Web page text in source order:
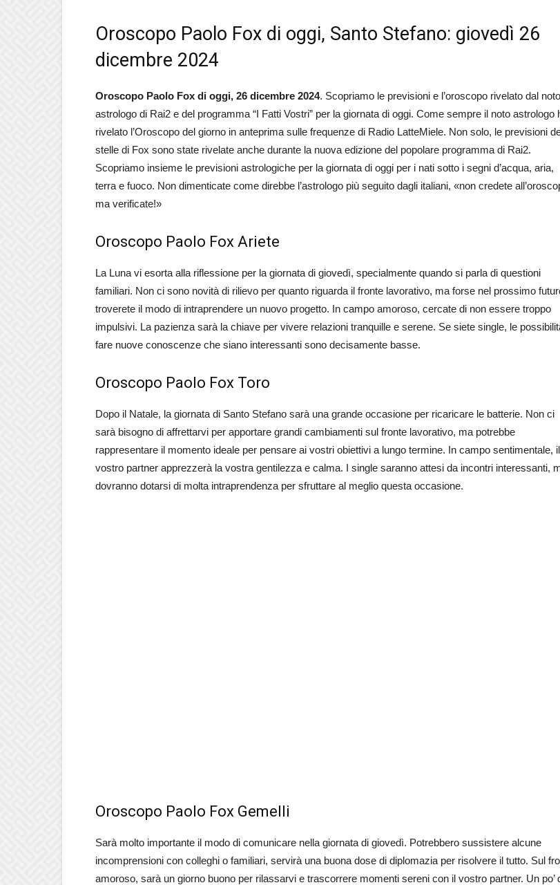
Oroscopo Paolo Fox di oggi, Santo Stefano: giovedì 26
dicembre 2024
Oroscopo Paolo Fox di oggi, 26 dicembre 2024. Scopriamo le previsioni e l’oroscopo rivelato dal noto
astrologo di Rai2 e del programma “I Fatti Vostri” per la giornata di oggi. Come sempre il noto astrologo
rivelato l’Oroscopo del giorno in anteprima sulle frequenze di Radio LatteMiele. Non solo, le previsioni
stelle di Fox sono state rivelate anche durante la nuova edizione del popolare programma di Rai2.
Scopriamo insieme le previsioni astrologiche per la giornata di oggi per i nati sotto i segni d’acqua, aria,
terra e fuoco. Non dimenticate come direbbe l’astrologo più seguito dagli italiani, «non credete
ma verificate!»
Oroscopo Paolo Fox Ariete
La Luna vi esorta alla riflessione per la giornata di giovedì, specialmente quando si parla di questioni
familiari. Non ci sono novità di rilievo per quanto riguarda il fronte lavorativo, ma forse nel prossimo
troverete il modo di intraprendere un nuovo progetto. In campo amoroso, cercate di non essere troppo
impulsivi. La pazienza sarà la chiave per vivere relazioni tranquille e serene. Se siete single, le
fare nuove conoscenze che siano interessanti sono decisamente basse.
Oroscopo Paolo Fox Toro
Dopo il Natale, la giornata di Santo Stefano sarà una grande occasione per ricaricare le batterie. Non ci
sarà bisogno di affrettarvi per apportare grandi cambiamenti sul fronte lavorativo, ma potrebbe
rappresentare il momento ideale per pensare ai vostri obiettivi a lungo termine. In campo sentimentale, il
vostro partner apprezzerà la vostra gentilezza e calma. I single saranno attesi da incontri interessanti,
dovranno dotarsi di molta intraprendenza per sfruttare al meglio questa occasione.
Oroscopo Paolo Fox Gemelli
Sarà molto importante il modo di comunicare nella giornata di giovedì. Potrebbero sussistere alcune
incomprensioni con colleghi o familiari, servirà una buona dose di diplomazia per risolvere il tutto. Sul
amoroso, sarà un giorno buono per rilassarvi e trascorrere momenti sereni con il vostro partner. Un po’